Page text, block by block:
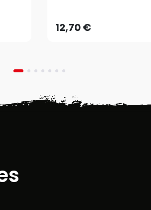
12,70 €AJOUTER AU PANIER